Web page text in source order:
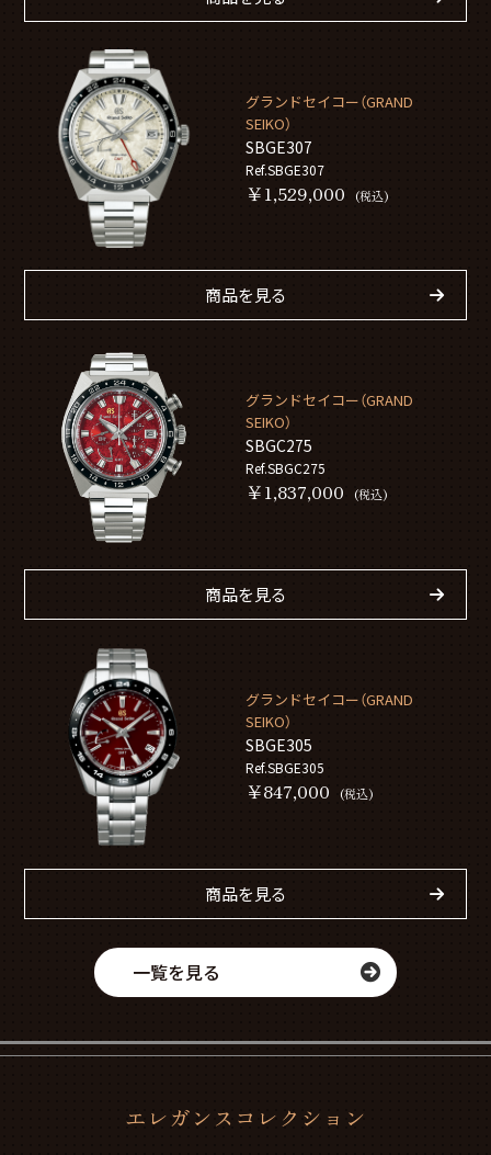
グランドセイコー（GRAND
SEIKO）
SBGE307
Ref.SBGE307
￥1,529,000 (税込)
商品を見る
グランドセイコー（GRAND
SEIKO）
SBGC275
Ref.SBGC275
￥1,837,000 (税込)
商品を見る
グランドセイコー（GRAND
SEIKO）
SBGE305
Ref.SBGE305
￥847,000 (税込)
商品を見る
一覧を見る
エレガンスコレクション